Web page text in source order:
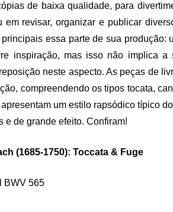
de baixa qualidade, para
em revisar, organizar e publicar
essa parte de sua produção:
inspiração, mas isso não implica
neste aspecto. As peças de
compreendendo os tipos tocata,
um estilo rapsódico típico
e de grande efeito. Confiram!
(1685-1750): Toccata & Fuge
BWV 565